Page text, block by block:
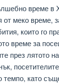
време в
от меко време,
които го
време за
през лятото
темпо, като